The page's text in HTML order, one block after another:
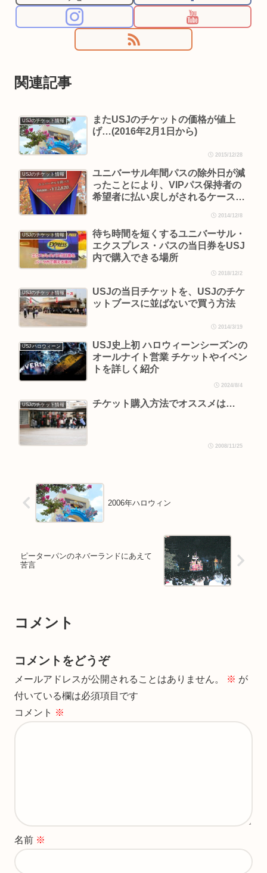
関連記事
USJのチケット情報
またUSJのチケットの価格が値上
げ…(2016年2月1日から)
2015/12/28
USJのチケット情報
ユニバーサル年間パスの除外日が減
ったことにより、VIPパス保持者の
希望者に払い戻しがされるケースが
2014/12/8
USJのチケット情報
待ち時間を短くするユニバーサル・
エクスプレス・パスの当日券をUSJ
内で購入できる場所
2018/12/2
USJのチケット情報
USJの当日チケットを、USJのチケ
ットブースに並ばないで買う方法
2014/3/19
USJ ハロウィーン
USJ史上初 ハロウィーンシーズンの
オールナイト営業 チケットやイベン
トを詳しく紹介
2024/8/4
USJのチケット情報 チケット購入方法でオススメは…
2008/11/25
2006年ハロウィン
ピーターパンのネバーランドにあえて
苦言
コメント
コメントをどうぞ
メールアドレスが公開されることはありません。 ※ が
付いている欄は必須項目です
コメント ※
名前 ※